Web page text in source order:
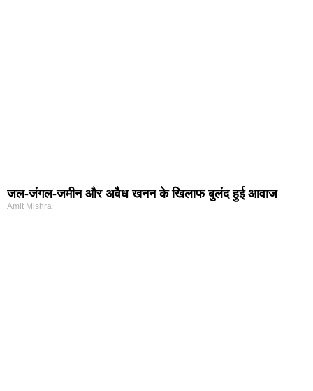
जल-जंगल-जमीन और अवैध खनन के खिलाफ बुलंद हुई आवाज
Amit Mishra